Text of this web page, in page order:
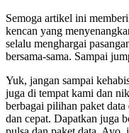
Semoga artikel ini
kencan yang
selalu menghargai
bersama-sama. Sampai
Yuk, jangan sampai
juga di tempat kami dan
berbagai pilihan paket
dan cepat. Dapatkan juga